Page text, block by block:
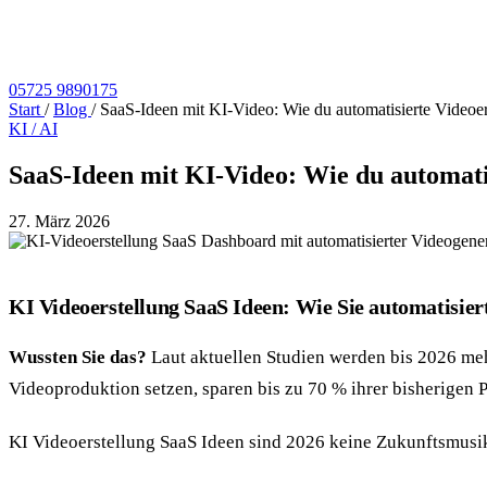
05725 9890175
Start / Blog / SaaS-Ideen mit KI-Video: Wie du automatisierte
KI / AI
SaaS-Ideen mit KI-Video: Wie du
27. März 2026
KI Videoerstellung SaaS Ideen: Wie Sie
Wussten Sie das? Laut aktuellen Studien werden bis 2026
Videoproduktion setzen, sparen bis zu 70 % ihrer
KI Videoerstellung SaaS Ideen sind 2026 keine